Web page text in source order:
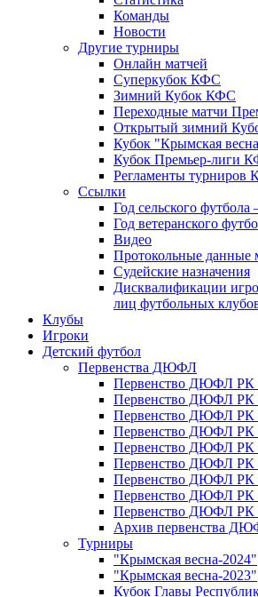
Команды
Новости
Другие турниры
Онлайн матчей
Суперкубок КФС
Зимний Кубок КФС
Переходные матчи
Открытый зимний
Кубок "Крымская
Кубок Премьер-лиги
Регламенты турниров
Ссылки
Год сельского футбола
Год ветеранского
Видео
Протокольные данные
Судейские назначения
Дисквалификации
лиц футбольных
Клубы
Игроки
Детский футбол
Первенства ДЮФЛ
Первенство ДЮФЛ РК
Первенство ДЮФЛ РК
Первенство ДЮФЛ РК
Первенство ДЮФЛ РК
Первенство ДЮФЛ РК
Первенство ДЮФЛ РК
Первенство ДЮФЛ РК
Первенство ДЮФЛ РК
Первенство ДЮФЛ РК
Архив первенства
Турниры
"Крымская весна-2024"
"Крымская весна-2023"
Кубок Главы